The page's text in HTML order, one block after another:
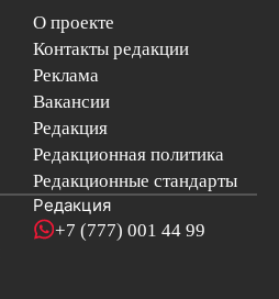
О проекте
Контакты редакции
Реклама
Вакансии
Редакция
Редакционная политика
Редакционные стандарты
Редакция
+7 (777) 001 44 99